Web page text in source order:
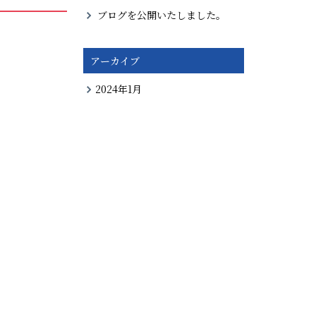
ブログを公開いたしました。
アーカイブ
2024年1月